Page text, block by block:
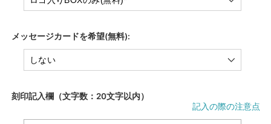
メッセージカードを希望(無料):
刻印記入欄（文字数：20文字以内）
記入の際の注意点